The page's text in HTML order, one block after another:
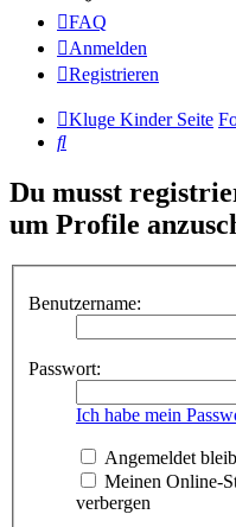
FAQ
Anmelden
Registrieren
Kluge Kinder Seite
Suche
Du musst
um Profile
Benutzername:
Passwort:
Ich habe mein
Angemeldet
Meinen Online-
verbergen